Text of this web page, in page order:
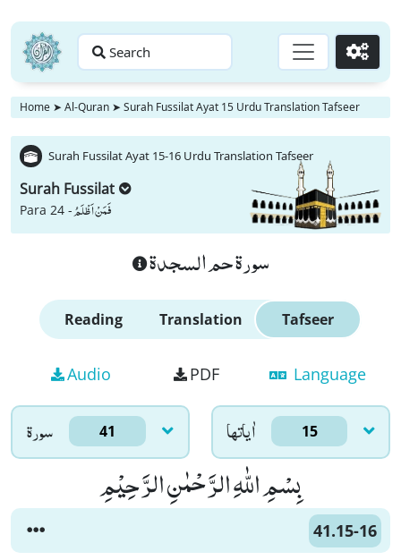
Search Go
Home ➤ Al-Quran ➤ Surah Fussilat Ayat 15 Urdu Translation Tafseer
Surah Fussilat Ayat 15-16 Urdu Translation Tafseer
Surah Fussilat
Para 24 -فَمَنْ اَظْلَمُ
سورة حم السجدة
Reading Translation Tafseer
Audio PDF Language
سورۃ 41 اٰياتها 15
بِسْمِ اللّٰهِ الرَّحْمٰنِ الرَّحِیْمِ
41.15-16